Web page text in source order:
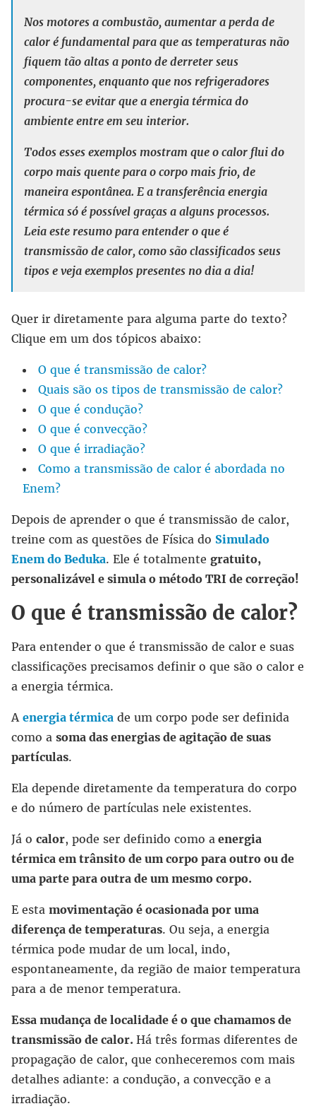
Nos motores a combustão, aumentar a perda de
calor é fundamental para que as temperaturas não
fiquem tão altas a ponto de derreter seus
componentes, enquanto que nos refrigeradores
procura-se evitar que a energia térmica do
ambiente entre em seu interior.
Todos esses exemplos mostram que o calor flui do
corpo mais quente para o corpo mais frio, de
maneira espontânea. E a transferência energia
térmica só é possível graças a alguns processos.
Leia este resumo para entender o que é
transmissão de calor, como são classificados seus
tipos e veja exemplos presentes no dia a dia!
Quer ir diretamente para alguma parte do texto?
Clique em um dos tópicos abaixo:
O que é transmissão de calor?
Quais são os tipos de transmissão de calor?
O que é condução?
O que é convecção?
O que é irradiação?
Como a transmissão de calor é abordada no
Enem?
Depois de aprender o que é transmissão de calor,
treine com as questões de Física do Simulado
Enem do Beduka. Ele é totalmente gratuito,
personalizável e simula o método TRI de correção!
O que é transmissão de calor?
Para entender o que é transmissão de calor e suas
classificações precisamos definir o que são o calor e
a energia térmica.
A energia térmica de um corpo pode ser definida
como a soma das energias de agitação de suas
partículas.
Ela depende diretamente da temperatura do corpo
e do número de partículas nele existentes.
Já o calor, pode ser definido como a energia
térmica em trânsito de um corpo para outro ou de
uma parte para outra de um mesmo corpo.
E esta movimentação é ocasionada por uma
diferença de temperaturas. Ou seja, a energia
térmica pode mudar de um local, indo,
espontaneamente, da região de maior temperatura
para a de menor temperatura.
Essa mudança de localidade é o que chamamos de
transmissão de calor. Há três formas diferentes de
propagação de calor, que conheceremos com mais
detalhes adiante: a condução, a convecção e a
irradiação.